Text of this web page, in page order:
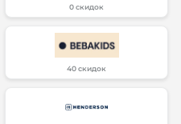
0 скидок
40 скидок